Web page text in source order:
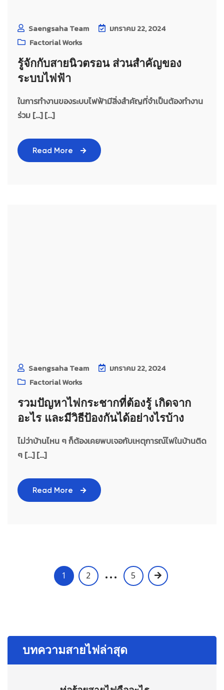
Saengsaha Team
มกราคม 22, 2024
Factorial Works
รู้จักกับสายนิวตรอน ส่วนสำคัญของ
ระบบไฟฟ้า
ในการทำงานของระบบไฟฟ้ามีสิ่งสำคัญที่จำเป็นต้องทำงาน
ร่วม […] [...]
Read More
Saengsaha Team
มกราคม 22, 2024
Factorial Works
รวมปัญหาไฟกระชากที่ต้องรู้ เกิดจาก
อะไร และมีวิธีป้องกันได้อย่างไรบ้าง
ไม่ว่าบ้านไหน ๆ ก็ต้องเคยพบเจอกับเหตุการณ์ไฟในบ้านติด
ๆ […] [...]
Read More
1 2 … 5
บทความสายไฟล่าสุด